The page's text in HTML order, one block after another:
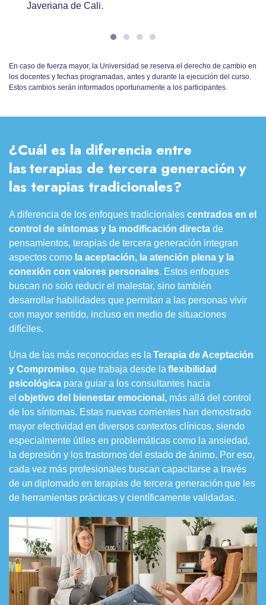
Javeriana de Cali.
En caso de fuerza mayor, la Universidad se reserva el derecho de cambio en
los docentes y fechas programadas, antes y durante la ejecución del curso.
Estos cambios serán informados oportunamente a los participantes.
¿Cuál es la diferencia entre
las terapias de tercera generación y
las terapias tradicionales?
A diferencia de los enfoques tradicionales centrados en el
control de síntomas y la modificación directa de
pensamientos, terapias de tercera generación integran
aspectos como la aceptación, la atención plena y la
conexión con valores personales. Estos enfoques
buscan no solo reducir el malestar, sino también
desarrollar habilidades que permitan a las personas vivir
con mayor sentido, incluso en medio de situaciones
difíciles.
Una de las más reconocidas es la Terapia de Aceptación
y Compromiso, que trabaja desde la flexibilidad
psicológica para guiar a los consultantes hacia
el objetivo del bienestar emocional , más allá del control
de los síntomas. Estas nuevas corrientes han demostrado
mayor efectividad en diversos contextos clínicos, siendo
especialmente útiles en problemáticas como la ansiedad,
la depresión y los trastornos del estado de ánimo. Por eso,
cada vez más profesionales buscan capacitarse a través
de un diplomado en terapias de tercera generación que les
de herramientas prácticas y científicamente validadas.